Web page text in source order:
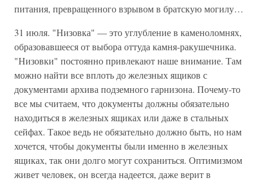
питания, превращенного взрывом в братскую могилу…
31 июля. "Низовка" — это углубление в каменоломнях,
образовавшееся от выбора оттуда камня-ракушечника.
"Низовки" постоянно привлекают наше внимание. Там
можно найти все вплоть до железных ящиков с
документами архива подземного гарнизона. Почему-то
все мы считаем, что документы должны обязательно
находиться в железных ящиках или даже в стальных
сейфах. Такое ведь не обязательно должно быть, но нам
хочется, чтобы документы были именно в железных
ящиках, так они долго могут сохраниться. Оптимизмом
живет человек, он всегда надеется, даже верит в